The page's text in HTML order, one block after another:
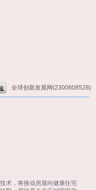
全球创新发展网(2300608528)
术，将推动房屋向健康住宅